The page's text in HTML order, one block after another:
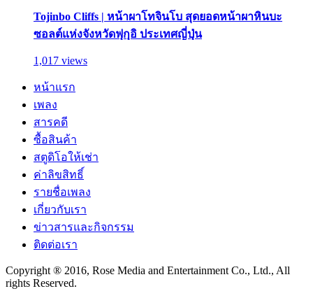
Tojinbo Cliffs | หน้าผาโทจินโบ สุดยอดหน้าผาหินบะ
ซอลต์แห่งจังหวัดฟุกุอิ ประเทศญี่ปุ่น
1,017 views
หน้าแรก
เพลง
สารคดี
ซื้อสินค้า
สตูดิโอให้เช่า
ค่าลิขสิทธิ์
รายชื่อเพลง
เกี่ยวกับเรา
ข่าวสารและกิจกรรม
ติดต่อเรา
Copyright ® 2016, Rose Media and Entertainment Co., Ltd., All
rights Reserved.